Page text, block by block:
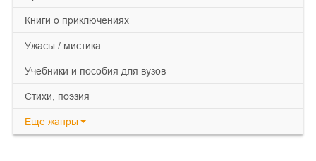
книги о приключениях
ужасы / мистика
учебники и пособия для вузов
cтихи, поэзия
Еще жанры